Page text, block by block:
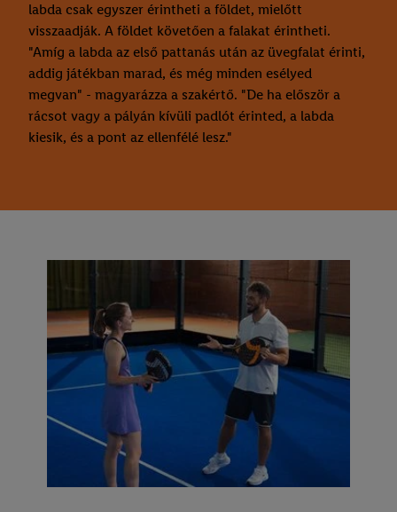
labda csak egyszer érintheti a földet, mielőtt
visszaadják. A földet követően a falakat érintheti.
"Amíg a labda az első pattanás után az üvegfalat érinti,
addig játékban marad, és még minden esélyed
megvan" - magyarázza a szakértő. "De ha először a
rácsot vagy a pályán kívüli padlót érinted, a labda
kiesik, és a pont az ellenfélé lesz."